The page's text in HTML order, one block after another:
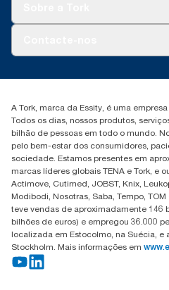
+351 218 985 110
A Tork, marca da Essity, é uma
Todos os dias, nossos produtos,
bilhão de pessoas em todo o mundo.
pelo bem-estar dos consumidores,
sociedade. Estamos presentes em
marcas líderes globais TENA e Tork, e
Actimove, Cutimed, JOBST, Knix,
Modibodi, Nosotras, Saba, Tempo,
teve vendas de aproximadamente 146
bilhões de euros) e empregou 36.000
localizada em Estocolmo, na Suécia, e
Stockholm. Mais informações em